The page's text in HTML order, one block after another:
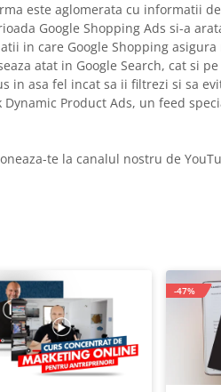
este aglomerata cu informatii
Google Shopping Ads si-a
in care Google Shopping
atat in Google Search, cat si
in asa fel incat sa ii filtrezi si sa
Product Ads, un feed
te la canalul nostru de
-47%